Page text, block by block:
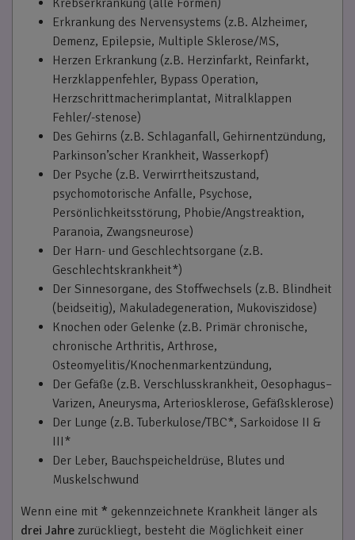
Krebserkrankung (alle Formen)
Erkrankung des Nervensystems (z.B. Alzheimer,
Demenz, Epilepsie, Multiple Sklerose/MS,
Herzen Erkrankung (z.B. Herzinfarkt, Reinfarkt,
Herzklappenfehler, Bypass Operation,
Herzschrittmacherimplantat, Mitralklappen
Fehler/-stenose)
Des Gehirns (z.B. Schlaganfall, Gehirnentzündung,
Parkinson’scher Krankheit, Wasserkopf)
Der Psyche (z.B. Verwirrtheitszustand,
psychomotorische Anfälle, Psychose,
Persönlichkeitsstörung, Phobie/Angstreaktion,
Paranoia, Zwangsneurose)
Der Harn- und Geschlechtsorgane (z.B.
Geschlechtskrankheit*)
Der Sinnesorgane, des Stoffwechsels (z.B. Blindheit
(beidseitig), Makuladegeneration, Mukoviszidose)
Knochen oder Gelenke (z.B. Primär chronische,
chronische Arthritis, Arthrose,
Osteomyelitis/Knochenmarkentzündung,
Der Gefäße (z.B. Verschlusskrankheit, Oesophagus–
Varizen, Aneurysma, Arteriosklerose, Gefäßsklerose)
Der Lunge (z.B. Tuberkulose/TBC*, Sarkoidose II &
III*
Der Leber, Bauchspeicheldrüse, Blutes und
Muskelschwund
Wenn eine mit * gekennzeichnete Krankheit länger als
drei Jahre zurückliegt, besteht die Möglichkeit einer